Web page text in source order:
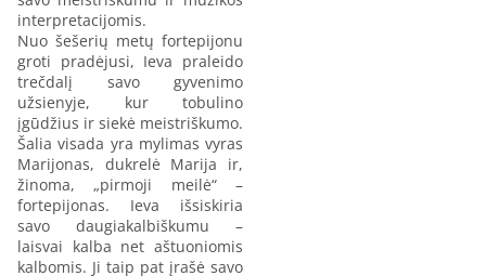
interpretacijomis.
Nuo šešerių metų fortepijonu
groti pradėjusi, Ieva praleido
trečdalį savo gyvenimo
užsienyje, kur tobulino
įgūdžius ir siekė meistriškumo.
Šalia visada yra mylimas vyras
Marijonas, dukrelė Marija ir,
žinoma, „pirmoji meilė“ –
fortepijonas. Ieva išsiskiria
savo daugiakalbiškumu –
laisvai kalba net aštuoniomis
kalbomis. Ji taip pat įrašė savo